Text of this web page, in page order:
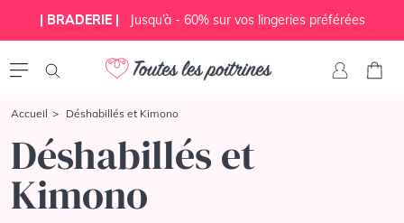
| BRADERIE | Jusqu’à - 60% sur vos lingeries préférées
Accueil Déshabillés et Kimono
Déshabillés et
Kimono